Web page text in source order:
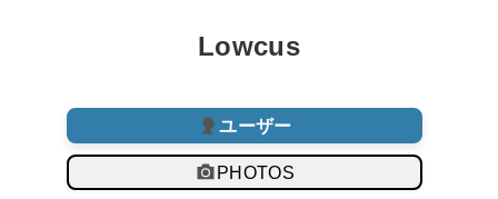
Lowcus
ユーザー
PHOTOS